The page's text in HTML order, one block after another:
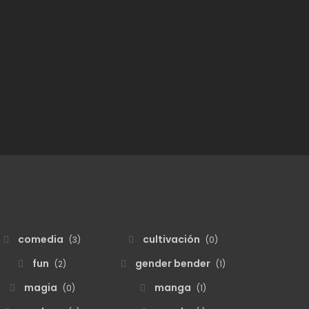
comedia (3) cultivación (0)
fun (2) gender bender (1)
magia (0) manga (1)